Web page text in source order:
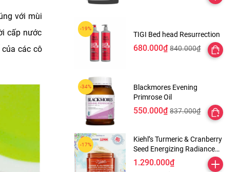
với mùi
cấp nước
các cô
TIGI Bed head Resurrection
680.000₫ 840.000₫
Blackmores Evening
Primrose Oil
550.000₫ 837.000₫
Kiehl’s Turmeric & Cranberry
Seed Energizing Radiance
Masque
1.290.000₫